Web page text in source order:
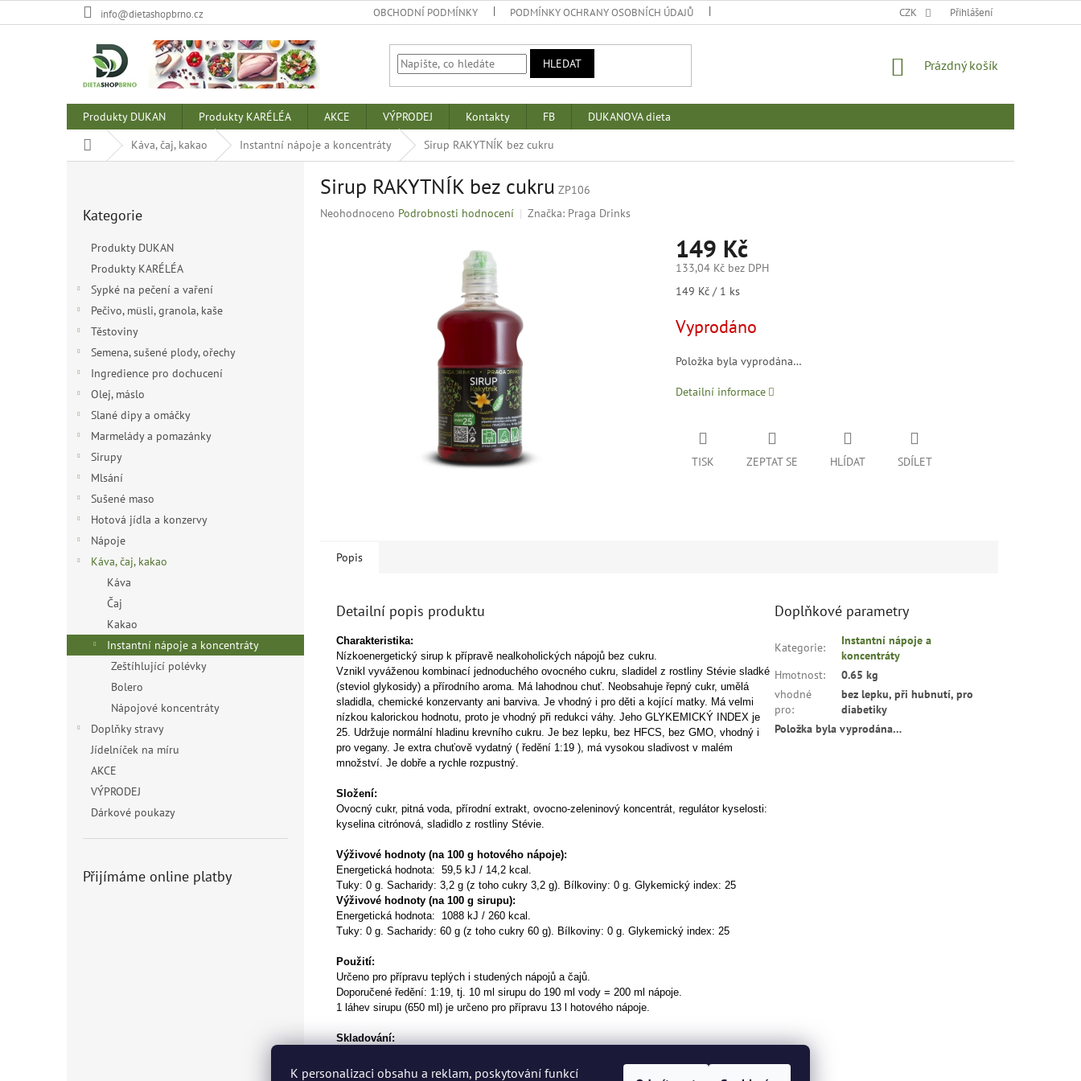
K personalizaci obsahu a reklam, poskytování funkcí
na
info@dietashopbrno.cz OBCHODNÍ PODMÍNKY PODMÍNKY OCHRANY OSOBNÍCH ÚDAJŮ CZK Přihlášení
HLEDAT
NÁKUPNÍ
Prázdný košík
Produkty DUKAN Produkty KARÉLÉA AKCE VÝPRODEJ Kontakty FB
DUKANOVA dieta
Domů
Káva, čaj, kakao Instantní nápoje a koncentráty Sirup RAKYTNÍK bez cukru
kategorie
Kategorie
Produkty DUKAN
Produkty KARÉLÉA
Sypké na pečení a vaření
Pečivo, müsli, granola, kaše
Těstoviny
Semena, sušené plody, ořechy
Ingredience pro dochucení
Olej, máslo
Slané dipy a omáčky
Marmelády a pomazánky
Sirupy
Mlsání
Sušené maso
Hotová jídla a konzervy
Nápoje
Káva, čaj, kakao
Káva
Čaj
Kakao
Instantní nápoje a koncentráty
Zeštíhlující polévky
Bolero
Nápojové koncentráty
Doplňky stravy
Jídelníček na míru
AKCE
VÝPRODEJ
Dárkové poukazy
Přijímáme online platby
Sirup RAKYTNÍK bez cukru ZP106
Průměrné
Neohodnoceno Podrobnosti hodnocení Značka: Praga Drinks
149 Kč
133,04 Kč bez DPH
Měrná
149 Kč / 1 ks
Vyprodáno
Položka byla vyprodána…
Detailní informace
TISK ZEPTAT SE HLÍDAT SDÍLET
Popis
Detailní popis produktu
Charakteristika:
Nízkoenergetický sirup k přípravě nealkoholických nápojů bez cukru.
Vznikl vyváženou kombinací jednoduchého ovocného cukru, sladidel z rostliny Stévie sladké
(steviol glykosidy) a přírodního aroma. Má lahodnou chuť. Neobsahuje řepný cukr, umělá
sladidla, chemické konzervanty ani barviva. Je vhodný i pro děti a kojící matky. Má velmi
nízkou kalorickou hodnotu, proto je vhodný při redukci váhy. Jeho GLYKEMICKÝ INDEX je
25. Udržuje normální hladinu krevního cukru. Je bez lepku, bez HFCS, bez GMO, vhodný i
pro vegany. Je extra chuťově vydatný ( ředění 1:19 ), má vysokou sladivost v malém
množství. Je dobře a rychle rozpustný.
Složení:
Ovocný cukr, pitná voda, přírodní extrakt, ovocno-zeleninový koncentrát, regulátor kyselosti:
kyselina citrónová, sladidlo z rostliny Stévie.
Výživové hodnoty (na 100 g hotového nápoje):
Energetická hodnota: 59,5 kJ / 14,2 kcal.
Tuky: 0 g. Sacharidy: 3,2 g (z toho cukry 3,2 g). Bílkoviny: 0 g. Glykemický index: 25
Výživové hodnoty (na 100 g sirupu):
Energetická hodnota: 1088 kJ / 260 kcal.
Tuky: 0 g. Sacharidy: 60 g (z toho cukry 60 g). Bílkoviny: 0 g. Glykemický index: 25
Použití:
Určeno pro přípravu teplých i studených nápojů a čajů.
Doporučené ředění: 1:19, tj. 10 ml sirupu do 190 ml vody = 200 ml nápoje.
1 láhev sirupu (650 ml) je určeno pro přípravu 13 l hotového nápoje.
Skladování:
závadu.
Doplňkové parametry
Kategorie:
Instantní nápoje a
koncentráty
Hmotnost:
0.65 kg
vhodné
pro:
bez lepku, při hubnutí, pro
diabetiky
Položka byla vyprodána…